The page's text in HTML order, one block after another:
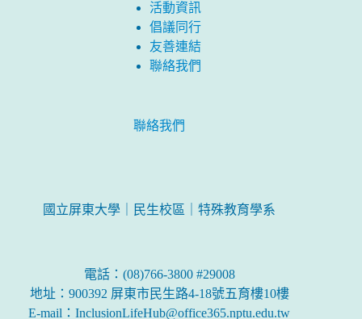
活動資訊
倡議同行
友善連結
聯絡我們
聯絡我們
國立屏東大學｜民生校區｜特殊教育學系
電話：(08)766-3800 #29008
地址：900392 屏東市民生路4-18號五育樓10樓
E-mail：InclusionLifeHub@office365.nptu.edu.tw